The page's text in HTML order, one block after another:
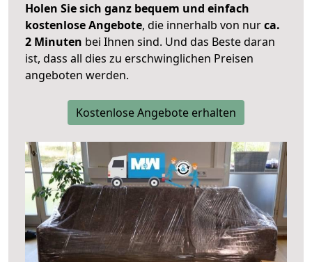
Holen Sie sich ganz bequem und einfach
kostenlose Angebote, die innerhalb von nurca.
2 Minuten bei Ihnen sind. Und das Beste daran
ist, dass all dies zu erschwinglichen Preisen
angeboten werden.
Kostenlose Angebote erhalten